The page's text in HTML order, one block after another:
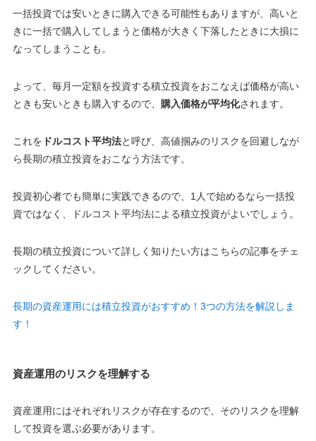
一括投資では安いときに購入できる可能性もありますが、 高いと
きに一括で購入してしまうと価格が大きく下落したときに大損に
なってしまうことも。
よって、毎月一定額を投資する積立投資をおこなえば価格が高い
ときも安いときも購入するので、 購入価格が平均化されます。
これを ドルコスト平均法と呼び、高値掴みのリスクを回避しなが
ら長期の積立投資をおこなう方法です。
投資初心者でも簡単に実践できるので、1人で始めるなら一括投
資ではなく、ドルコスト平均法による積立投資がよいでしょう 。
長期の積立投資について詳しく知りたい方はこちらの記事をチェ
ックしてください。
長期の資産運用には積立投資がおすすめ！3つの方法を解説しま
す！
資産運用のリスクを理解する
資産運用にはそれぞれリスクが存在するので、そのリスクを理解
して投資を選ぶ必要があります。